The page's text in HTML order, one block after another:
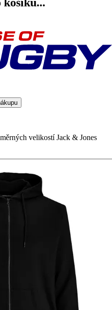
velikostí Jack & Jones